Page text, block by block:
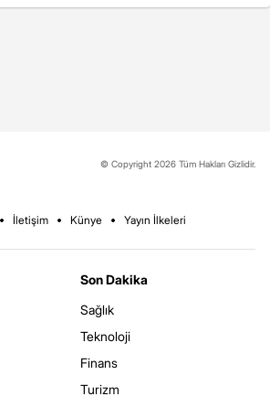
© Copyright 2026 Tüm Hakları Gizlidir.
İletişim Künye Yayın İlkeleri
Son Dakika
Sağlık
Teknoloji
Finans
Turizm